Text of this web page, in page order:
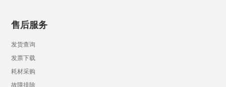
售后服务
发货查询
发票下载
耗材采购
故障排除